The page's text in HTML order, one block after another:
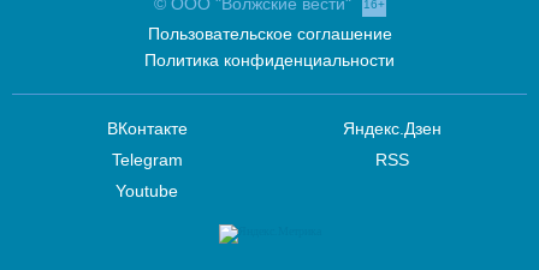
16+
Пользовательское соглашение
Политика конфиденциальности
ВКонтакте
Telegram
Youtube
Яндекс.Дзен
RSS